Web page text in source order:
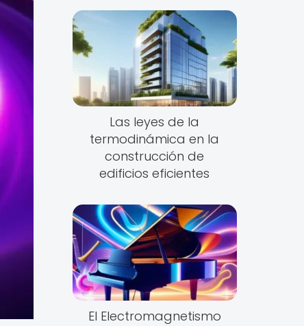
Las leyes de la
termodinámica en la
construcción de
edificios eficientes
El Electromagnetismo